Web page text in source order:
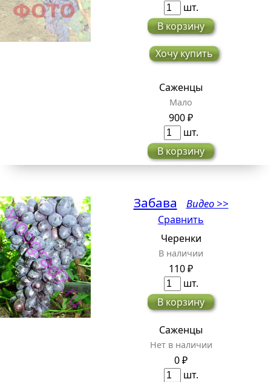
шт.
В корзину
Хочу купить
Саженцы
Мало
900 ₽
шт.
В корзину
Забава Видео >>
Сравнить
Черенки
В наличии
110 ₽
шт.
В корзину
Саженцы
Нет в наличии
0 ₽
шт.